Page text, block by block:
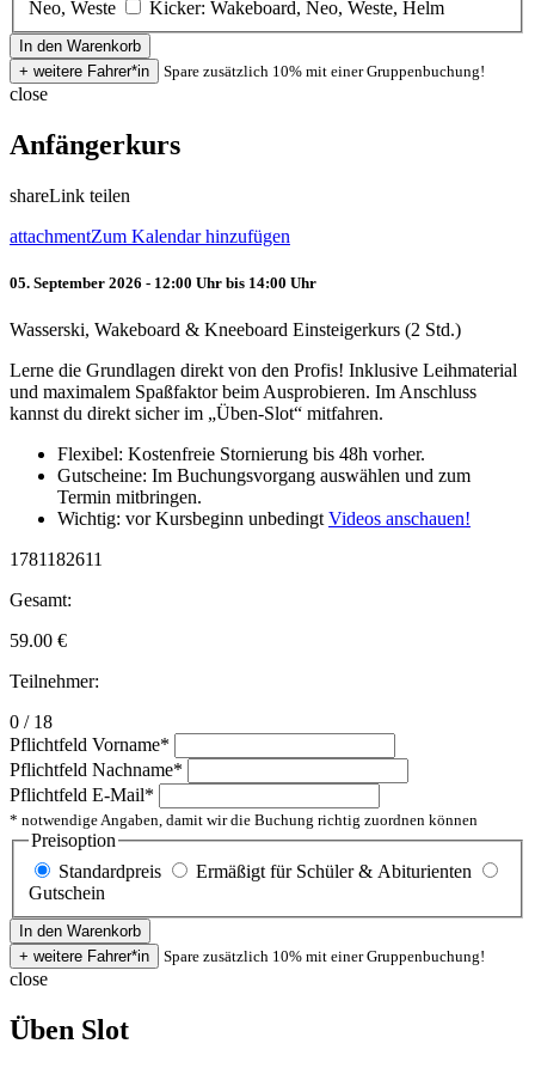
Neo, Weste
Kicker: Wakeboard, Neo, Weste, Helm
Spare zusätzlich 10% mit einer Gruppenbuchung!
close
Anfängerkurs
shareLink teilen
attachmentZum Kalendar hinzufügen
05. September 2026 - 12:00 Uhr bis 14:00 Uhr
Wasserski, Wakeboard & Kneeboard Einsteigerkurs (2 Std.)
Lerne die Grundlagen direkt von den Profis! Inklusive Leihmaterial
und maximalem Spaßfaktor beim Ausprobieren. Im Anschluss
kannst du direkt sicher im „Üben-Slot“ mitfahren.
Flexibel: Kostenfreie Stornierung bis 48h vorher.
Gutscheine: Im Buchungsvorgang auswählen und zum
Termin mitbringen.
Wichtig: vor Kursbeginn unbedingt Videos anschauen!
1781182611
Gesamt:
59.00 €
Teilnehmer:
0 / 18
Pflichtfeld Vorname*
Pflichtfeld Nachname*
Pflichtfeld E-Mail*
* notwendige Angaben, damit wir die Buchung richtig zuordnen können
Preisoption
Standardpreis
Ermäßigt für Schüler & Abiturienten
Gutschein
Spare zusätzlich 10% mit einer Gruppenbuchung!
close
Üben Slot